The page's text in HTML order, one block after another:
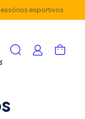
esportivos.